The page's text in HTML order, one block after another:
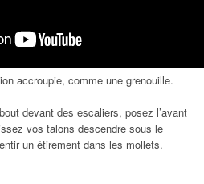
accroupie, comme une grenouille.
devant des escaliers, posez l’avant
vos talons descendre sous le
un étirement dans les mollets.